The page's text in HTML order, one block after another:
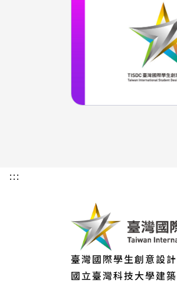
:::
臺灣國際學生創意設
國立臺灣科技大學建